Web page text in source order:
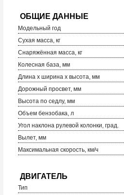
Модельный год
Сухая масса, кг
Снаряжённая масса, кг
Колесная база, мм
Длина х ширина х высота, мм
Дорожный просвет, мм
Высота по седлу, мм
Объем бензобака, л
Угол наклона рулевой колонки, град.
Вылет, мм
Максимальная скорость, км/ч
Тип